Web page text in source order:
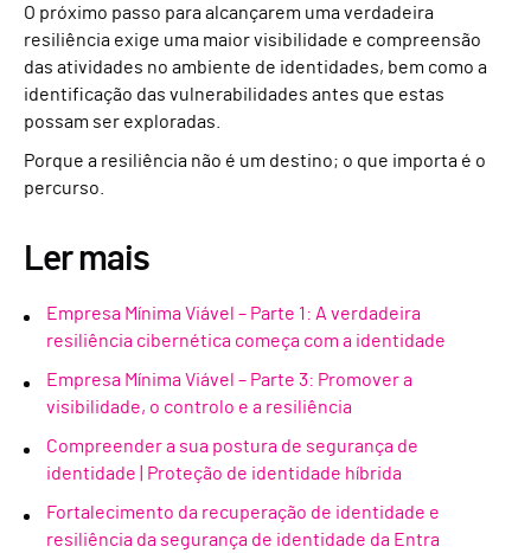
O próximo passo para alcançarem uma verdadeira
resiliência exige uma maior visibilidade e compreensão
das atividades no ambiente de identidades, bem como a
identificação das vulnerabilidades antes que estas
possam ser exploradas.
Porque a resiliência não é um destino; o que importa é o
percurso.
Ler mais
Empresa Mínima Viável – Parte 1: A verdadeira
resiliência cibernética começa com a identidade
Empresa Mínima Viável – Parte 3: Promover a
visibilidade, o controlo e a resiliência
Compreender a sua postura de segurança de
identidade | Proteção de identidade híbrida
Fortalecimento da recuperação de identidade e
resiliência da segurança de identidade da Entra